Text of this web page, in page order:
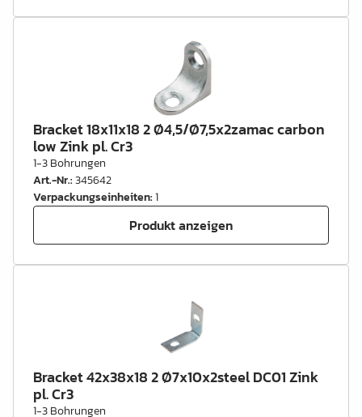
Bracket 18x11x18 2 Ø4,5/Ø7,5x2zamac carbon
low Zink pl. Cr3
1-3 Bohrungen
Art.-Nr.:345642
Verpackungseinheiten:1
Produkt anzeigen
Bracket 42x38x18 2 Ø7x10x2steel DC01 Zink
pl. Cr3
1-3 Bohrungen